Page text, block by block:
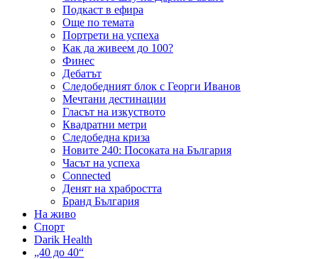
Подкаст в ефира
Още по темата
Портрети на успеха
Как да живеем до 100?
Финес
Дебатът
Следобедният блок с Георги Иванов
Мечтани дестинации
Гласът на изкуството
Квадратни метри
Следобедна криза
Новите 240: Посоката на България
Часът на успеха
Connected
Денят на храбростта
Бранд България
На живо
Спорт
Darik Health
„40 до 40“